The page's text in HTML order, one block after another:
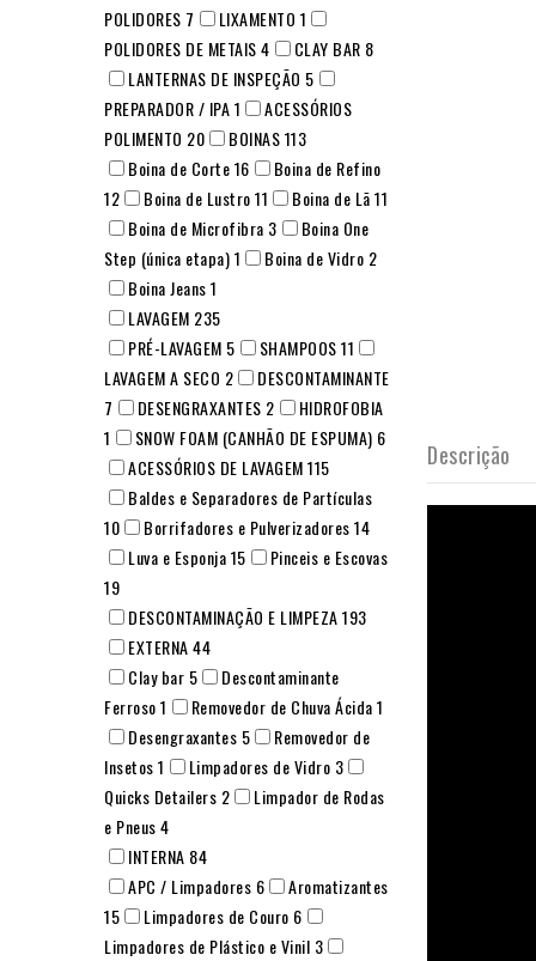
Descrição
POLIDORES 7 LIXAMENTO 1
POLIDORES DE METAIS4 CLAY BAR 8
LANTERNAS DE INSPEÇÃO 5
PREPARADOR / IPA1
ACESSÓRIOS
POLIMENTO 20 BOINAS113
Boina de Corte16
Boina de Refino
12
Boina de Lustro11 Boina de Lã11
Boina de Microfibra 3
Boina One
Step (única etapa)1 Boina de Vidro 2
Boina Jeans1
LAVAGEM 235
PRÉ-LAVAGEM 5 SHAMPOOS11
LAVAGEM A SECO 2
DESCONTAMINANTE
7
DESENGRAXANTES 2
HIDROFOBIA
1
SNOW FOAM (CANHÃO DE ESPUMA) 6
ACESSÓRIOS DE LAVAGEM115
Baldes e Separadores de Partículas
10
Borrifadores e Pulverizadores14
Luva e Esponja15
Pinceis e Escovas
19
DESCONTAMINAÇÃO E LIMPEZA193
EXTERNA44
Clay bar 5
Descontaminante
Ferroso1 Removedor de Chuva Ácida1
Desengraxantes 5
Removedor de
Insetos1 Limpadores de Vidro 3
Quicks Detailers 2
Limpador de Rodas
e Pneus4
INTERNA 84
APC / Limpadores 6
Aromatizantes
15
Limpadores de Couro 6
Limpadores de Plástico e Vinil 3